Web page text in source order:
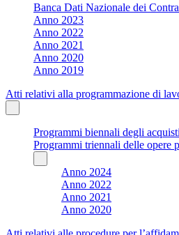
Banca Dati Nazionale dei
Anno 2023
Anno 2022
Anno 2021
Anno 2020
Anno 2019
Atti relativi alla programmazione di
Programmi biennali degli
Programmi triennali delle opere
Anno 2024
Anno 2022
Anno 2021
Anno 2020